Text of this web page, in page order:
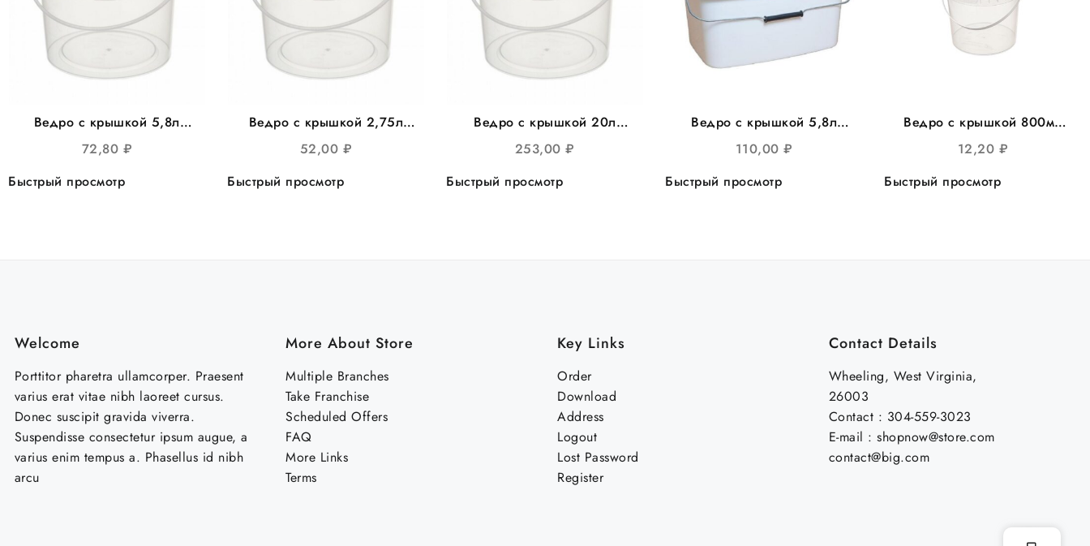
Ведро с крышкой 5,8л
круглое d=230мм, с пласт.
ручкой 35шт/уп
72,80 ₽
Быстрый просмотр
Ведро с крышкой 2,75л
круглое, d=173мм, 90шт/уп
52,00 ₽
Быстрый просмотр
Ведро с крышкой 20л
круглое прозрачное 15шт/
уп
253,00₽
Быстрый просмотр
Ведро с крышкой 5,8л
прямоуг 293*198мм, с
металл.ручкой 25шт/уп
110,00₽
Быстрый просмотр
Ведро с крышкой 800мл
круглое d-131 325шт/кор
12,20 ₽
Быстрый просмотр
Welcome
Porttitor pharetra ullamcorper. Praesent
varius erat vitae nibh laoreet cursus.
Donec suscipit gravida viverra.
Suspendisse consectetur ipsum augue, a
varius enim tempus a. Phasellus id nibh
arcu
More About Store
Multiple Branches
Take Franchise
Scheduled Offers
FAQ
More Links
Terms
Key Links
Order
Download
Address
Logout
Lost Password
Register
Contact Details
Wheeling, West Virginia,
26003
Contact : 304-559-3023
E-mail : shopnow@store.com
contact@big.com